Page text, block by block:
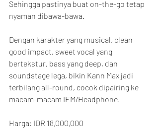
Sehingga pastinya buat on-the-go tetap
nyaman dibawa-bawa.
Dengan karakter yang musical, clean
good impact, sweet vocal yang
bertekstur, bass yang deep, dan
soundstage lega, bikin Kann Max jadi
terbilang all-round, cocok dipairing ke
macam-macam IEM/Headphone.
Harga: IDR 18,000,000